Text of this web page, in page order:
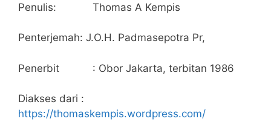
Penulis: Thomas A Kempis
Penterjemah: J.O.H. Padmasepotra Pr,
Penerbit : Obor Jakarta, terbitan 1986
Diakses dari :
https://thomaskempis.wordpress.com/